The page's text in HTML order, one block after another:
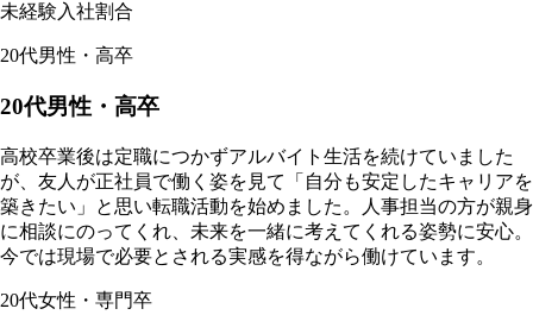
未経験入社割合
20代男性・高卒
20代男性・高卒
高校卒業後は定職につかずアルバイト生活を続けていました
が、友人が正社員で働く姿を見て「自分も安定したキャリアを
築きたい」と思い転職活動を始めました。人事担当の方が親身
に相談にのってくれ、未来を一緒に考えてくれる姿勢に安心。
今では現場で必要とされる実感を得ながら働けています。
20代女性・専門卒